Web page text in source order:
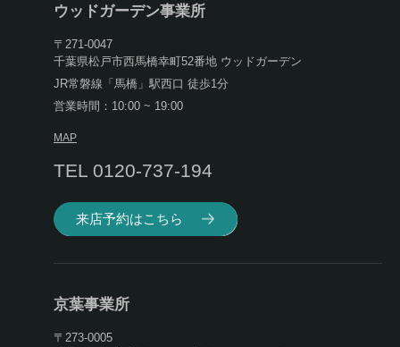
ウッドガーデン事業所
〒271-0047
千葉県松戸市西馬橋幸町52番地 ウッドガーデン
JR常磐線「馬橋」駅西口 徒歩1分
営業時間：10:00 ~ 19:00
MAP
TEL 0120-737-194
来店予約はこちら
京葉事業所
〒273-0005